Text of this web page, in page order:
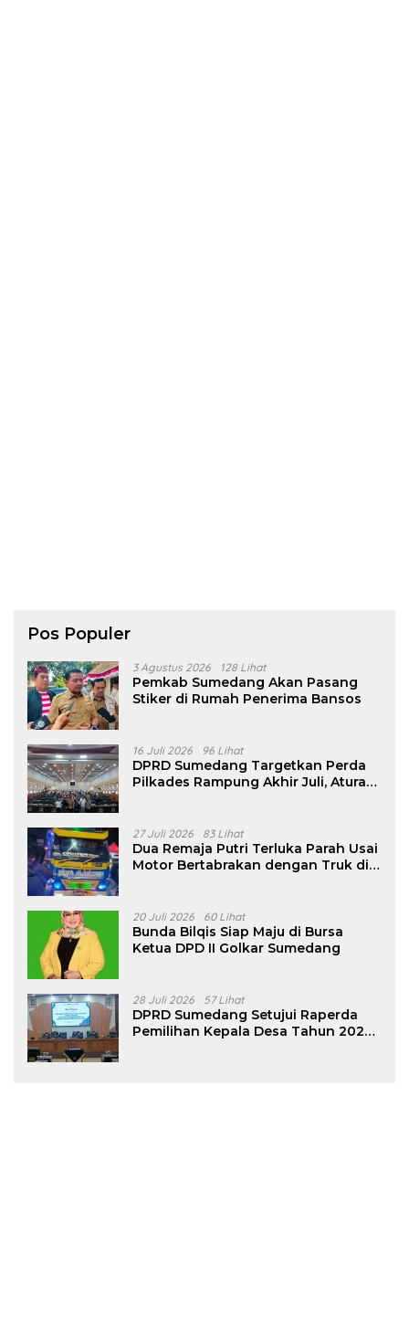
Pos Populer
3 Agustus 2026 128 Lihat
Pemkab Sumedang Akan Pasang
Stiker di Rumah Penerima Bansos
16 Juli 2026 96 Lihat
DPRD Sumedang Targetkan Perda
Pilkades Rampung Akhir Juli, Aturan
27 Juli 2026 83 Lihat
Dua Remaja Putri Terluka Parah Usai
Motor Bertabrakan dengan Truk di
20 Juli 2026 60 Lihat
Bunda Bilqis Siap Maju di Bursa
Ketua DPD II Golkar Sumedang
28 Juli 2026 57 Lihat
DPRD Sumedang Setujui Raperda
Pemilihan Kepala Desa Tahun 2026